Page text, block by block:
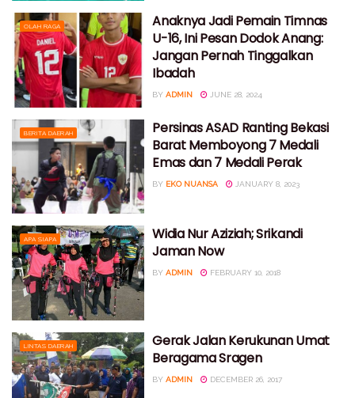
OLAH RAGA
Anaknya Jadi Pemain Timnas
U-16, Ini Pesan Dodok Anang:
Jangan Pernah Tinggalkan
Ibadah
BY ADMIN JUNE 28, 2024
BERITA DAERAH
Persinas ASAD Ranting Bekasi
Barat Memboyong 7 Medali
Emas dan 7 Medali Perak
BY EKO NUANSA JANUARY 8, 2023
APA SIAPA
Widia Nur Aziziah; Srikandi
Jaman Now
BY ADMIN FEBRUARY 10, 2018
LINTAS DAERAH
Gerak Jalan Kerukunan Umat
Beragama Sragen
BY ADMIN DECEMBER 26, 2017